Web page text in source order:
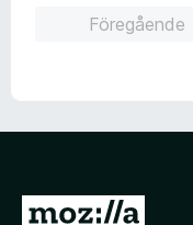
Föregående
G